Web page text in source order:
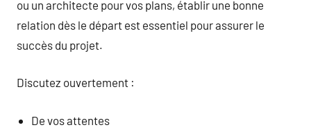
ou un architecte pour vos plans, établir une bonne
relation dès le départ est essentiel pour assurer le
succès du projet.
Discutez ouvertement :
De vos attentes